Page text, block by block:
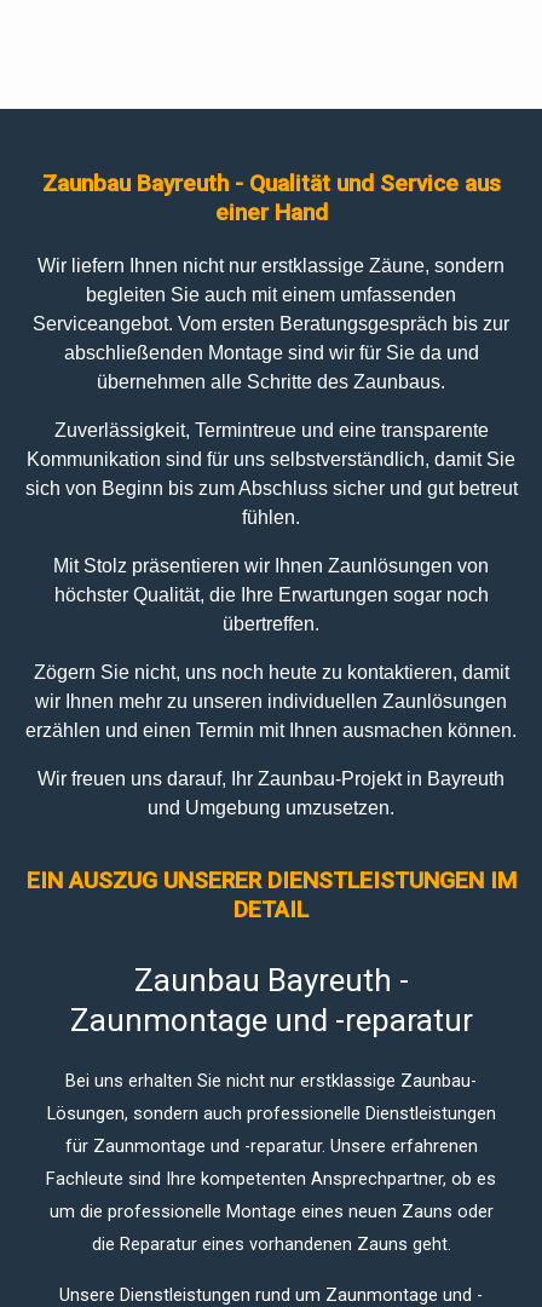
Zaunbau Bayreuth - Qualität und Service aus
einer Hand
Wir liefern Ihnen nicht nur erstklassige Zäune, sondern
begleiten Sie auch mit einem umfassenden
Serviceangebot. Vom ersten Beratungsgespräch bis zur
abschließenden Montage sind wir für Sie da und
übernehmen alle Schritte des Zaunbaus.
Zuverlässigkeit, Termintreue und eine transparente
Kommunikation sind für uns selbstverständlich, damit Sie
sich von Beginn bis zum Abschluss sicher und gut betreut
fühlen.
Mit Stolz präsentieren wir Ihnen Zaunlösungen von
höchster Qualität, die Ihre Erwartungen sogar noch
übertreffen.
Zögern Sie nicht, uns noch heute zu kontaktieren, damit
wir Ihnen mehr zu unseren individuellen Zaunlösungen
erzählen und einen Termin mit Ihnen ausmachen können.
Wir freuen uns darauf, Ihr Zaunbau-Projekt in Bayreuth
und Umgebung umzusetzen.
EIN AUSZUG UNSERER DIENSTLEISTUNGEN IM
DETAIL
Zaunbau Bayreuth -
Zaunmontage und -reparatur
Bei uns erhalten Sie nicht nur erstklassige Zaunbau-
Lösungen, sondern auch professionelle Dienstleistungen
für Zaunmontage und -reparatur. Unsere erfahrenen
Fachleute sind Ihre kompetenten Ansprechpartner, ob es
um die professionelle Montage eines neuen Zauns oder
die Reparatur eines vorhandenen Zauns geht.
Unsere Dienstleistungen rund um Zaunmontage und -